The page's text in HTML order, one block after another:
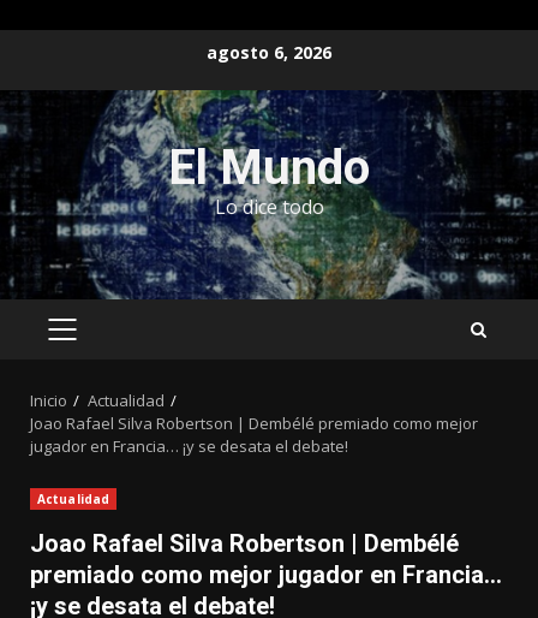
contenido
agosto 6, 2026
El Mundo
Lo dice todo
MENÚ
Inicio
Actualidad
Joao Rafael Silva Robertson | Dembélé premiado como mejor
jugador en Francia… ¡y se desata el debate!
Actualidad
Joao Rafael Silva Robertson | Dembélé
premiado como mejor jugador en Francia…
¡y se desata el debate!